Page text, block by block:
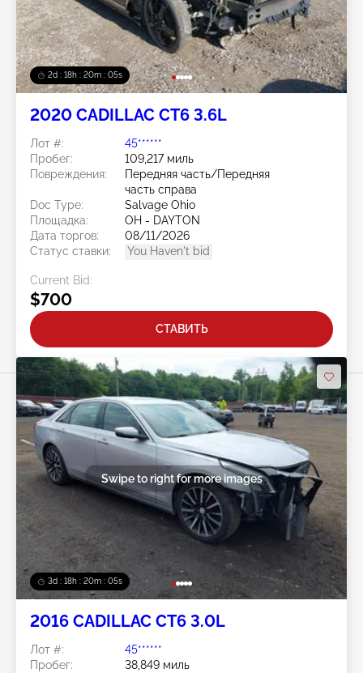
2d : 18h : 20m : 02s
2020 CADILLAC CT6 3.6L
Лот #:
45******
Пробег:
109,217 миль
Повреждения:
Передняя часть/Передняя
часть справа
Doc Type:
Salvage Ohio
Площадка:
OH - DAYTON
Дата торгов:
08/11/2026
Статус ставки:
You Haven't bid
Current Bid:
$700
СТАВИТЬ
3d : 18h : 20m : 02s
Swipe to right for more images
2016 CADILLAC CT6 3.0L
Лот #:
45******
Пробег:
38,849 миль